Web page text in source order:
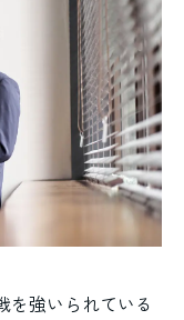
を強いられている